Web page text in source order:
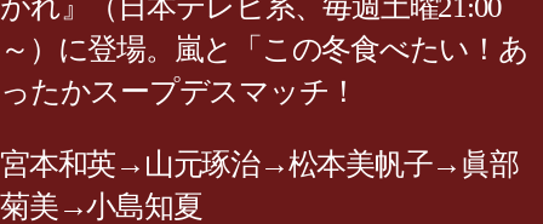
がれ』（日本テレビ系、毎週土曜21:00
～）に登場。嵐と「この冬食べたい！あ
ったかスープデスマッチ！
宮本和英→山元琢治→松本美帆子→眞部
菊美→小島知夏